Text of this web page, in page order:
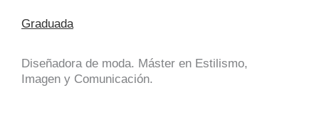
Graduada
Diseñadora de moda. Máster en Estilismo,
Imagen y Comunicación.